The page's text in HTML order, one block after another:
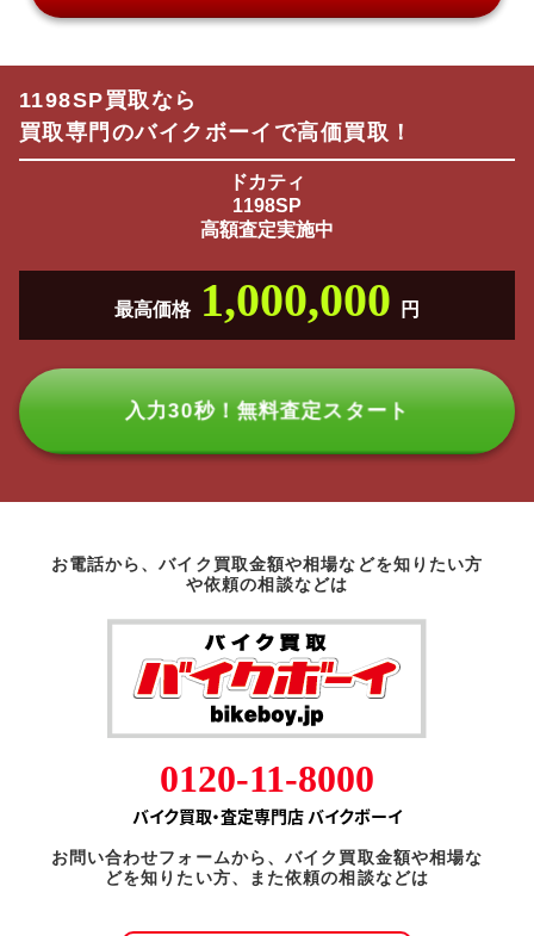
1198SP買取なら
買取専門のバイクボーイで高価買取！
ドカティ
1198SP
高額査定実施中
最高価格 1,000,000 円
入力30秒！無料査定スタート
お電話から、バイク買取金額や相場などを知りたい方
や依頼の相談などは
0120-11-8000
バイク買取・査定専門店 バイクボーイ
お問い合わせフォームから、バイク買取金額や相場な
どを知りたい方、また依頼の相談などは